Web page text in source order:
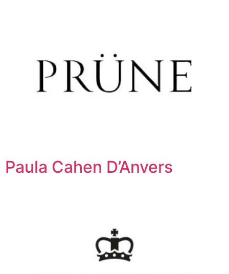
Paula Cahen D’Anvers